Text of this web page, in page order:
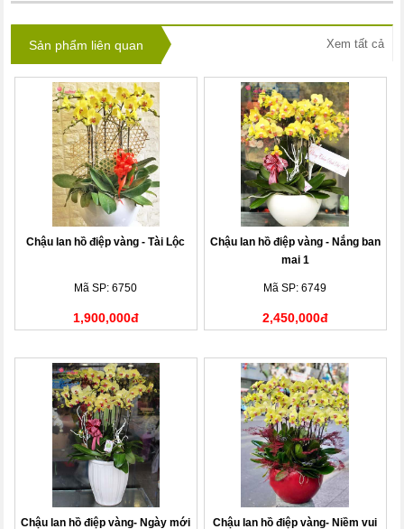
Sản phẩm liên quan Xem tất cả
Chậu lan hồ điệp vàng - Tài Lộc
Mã SP: 6750
1,900,000đ
Chậu lan hồ điệp vàng - Nắng ban
mai 1
Mã SP: 6749
2,450,000đ
Chậu lan hồ điệp vàng- Ngày mới Chậu lan hồ điệp vàng- Niềm vui